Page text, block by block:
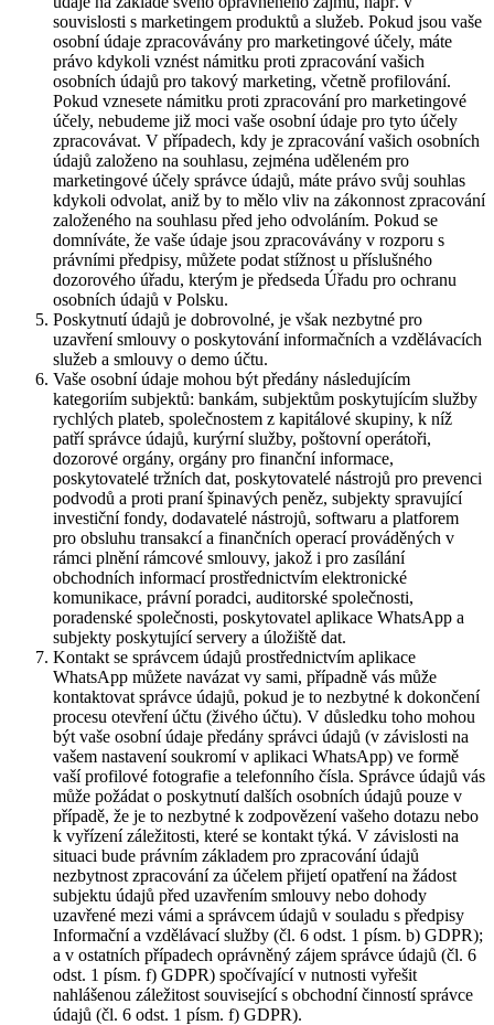
souvislosti s marketingem produktů a služeb. Pokud jsou vaše
osobní údaje zpracovávány pro marketingové účely, máte
právo kdykoli vznést námitku proti zpracování vašich
osobních údajů pro takový marketing, včetně profilování.
Pokud vznesete námitku proti zpracování pro marketingové
účely, nebudeme již moci vaše osobní údaje pro tyto účely
zpracovávat. V případech, kdy je zpracování vašich osobních
údajů založeno na souhlasu, zejména uděleném pro
marketingové účely správce údajů, máte právo svůj souhlas
kdykoli odvolat, aniž by to mělo vliv na zákonnost zpracování
založeného na souhlasu před jeho odvoláním. Pokud se
domníváte, že vaše údaje jsou zpracovávány v rozporu s
právními předpisy, můžete podat stížnost u příslušného
dozorového úřadu, kterým je předseda Úřadu pro ochranu
osobních údajů v Polsku.
Poskytnutí údajů je dobrovolné, je však nezbytné pro
uzavření smlouvy o poskytování informačních a vzdělávacích
služeb a smlouvy o demo účtu.
Vaše osobní údaje mohou být předány následujícím
kategoriím subjektů: bankám, subjektům poskytujícím služby
rychlých plateb, společnostem z kapitálové skupiny, k níž
patří správce údajů, kurýrní služby, poštovní operátoři,
dozorové orgány, orgány pro finanční informace,
poskytovatelé tržních dat, poskytovatelé nástrojů pro prevenci
podvodů a proti praní špinavých peněz, subjekty spravující
investiční fondy, dodavatelé nástrojů, softwaru a platforem
pro obsluhu transakcí a finančních operací prováděných v
rámci plnění rámcové smlouvy, jakož i pro zasílání
obchodních informací prostřednictvím elektronické
komunikace, právní poradci, auditorské společnosti,
poradenské společnosti, poskytovatel aplikace WhatsApp a
subjekty poskytující servery a úložiště dat.
Kontakt se správcem údajů prostřednictvím aplikace
WhatsApp můžete navázat vy sami, případně vás může
kontaktovat správce údajů, pokud je to nezbytné k dokončení
procesu otevření účtu (živého účtu). V důsledku toho mohou
být vaše osobní údaje předány správci údajů (v závislosti na
vašem nastavení soukromí v aplikaci WhatsApp) ve formě
vaší profilové fotografie a telefonního čísla. Správce údajů vás
může požádat o poskytnutí dalších osobních údajů pouze v
případě, že je to nezbytné k zodpovězení vašeho dotazu nebo
k vyřízení záležitosti, které se kontakt týká. V závislosti na
situaci bude právním základem pro zpracování údajů
nezbytnost zpracování za účelem přijetí opatření na žádost
subjektu údajů před uzavřením smlouvy nebo dohody
uzavřené mezi vámi a správcem údajů v souladu s předpisy
Informační a vzdělávací služby (čl. 6 odst. 1 písm. b) GDPR);
a v ostatních případech oprávněný zájem správce údajů (čl. 6
odst. 1 písm. f) GDPR) spočívající v nutnosti vyřešit
nahlášenou záležitost související s obchodní činností správce
údajů (čl. 6 odst. 1 písm. f) GDPR).